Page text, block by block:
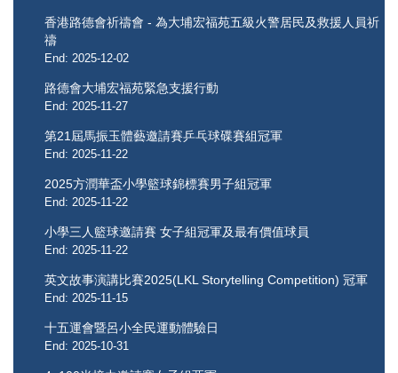
香港路德會祈禱會 - 為大埔宏福苑五級火警居民及救援人員祈
禱
End: 2025-12-02
路德會大埔宏福苑緊急支援行動
End: 2025-11-27
第21屆馬振玉體藝邀請賽乒乓球碟賽組冠軍
End: 2025-11-22
2025方潤華盃小學籃球錦標賽男子組冠軍
End: 2025-11-22
小學三人籃球邀請賽 女子組冠軍及最有價值球員
End: 2025-11-22
英文故事演講比賽2025(LKL Storytelling Competition) 冠軍
End: 2025-11-15
十五運會暨呂小全民運動體驗日
End: 2025-10-31